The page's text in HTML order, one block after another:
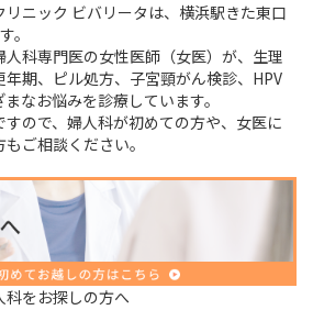
ニック ビバリータは、横浜駅きた東口
。
人科専門医の女性医師（女医）が、生理
期、ピル処方、子宮頸がん検診、HPV
なお悩みを診療しています。
ので、婦人科が初めての方や、女医に
ご相談ください。
をお探しの方へ